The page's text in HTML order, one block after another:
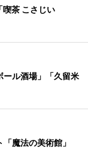
茶 こさじい
ール酒場」「久留米
「魔法の美術館」